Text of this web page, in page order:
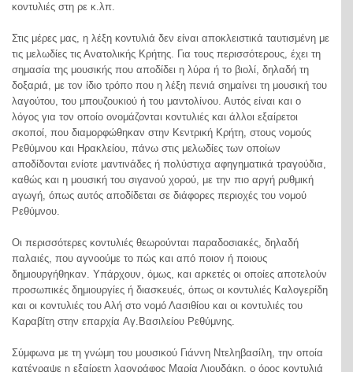
κοντυλιές στη ρε κ.λπ.
Στις μέρες μας, η λέξη κοντυλιά δεν είναι αποκλειστικά ταυτισμένη με
τις μελωδίες τις Ανατολικής Κρήτης. Για τους περισσότερους, έχει τη
σημασία της μουσικής που αποδίδει η λύρα ή το βιολί, δηλαδή τη
δοξαριά, με τον ίδιο τρόπο που η λέξη πενιά σημαίνει τη μουσική του
λαγούτου, του μπουζουκιού ή του μαντολίνου. Αυτός είναι και ο
λόγος για τον οποίο ονομάζονται κοντυλιές και άλλοι εξαίρετοι
σκοποί, που διαμορφώθηκαν στην Κεντρική Κρήτη, στους νομούς
Ρεθύμνου και Ηρακλείου, πάνω στις μελωδίες των οποίων
αποδίδονται ενίοτε μαντινάδες ή πολύστιχα αφηγηματικά τραγούδια,
καθώς και η μουσική του σιγανού χορού, με την πιο αργή ρυθμική
αγωγή, όπως αυτός αποδίδεται σε διάφορες περιοχές του νομού
Ρεθύμνου.
Οι περισσότερες κοντυλιές θεωρούνται παραδοσιακές, δηλαδή
παλαιές, που αγνοούμε το πώς και από ποιον ή ποιους
δημιουργήθηκαν. Υπάρχουν, όμως, και αρκετές οι οποίες αποτελούν
προσωπικές δημιουργίες ή διασκευές, όπως οι κοντυλιές Kαλογερίδη
και οι κοντυλιές του Αλή στο νομό Λασιθίου και οι κοντυλιές του
Καραβίτη στην επαρχία Aγ.Bασιλείου Pεθύμνης.
Σύμφωνα με τη γνώμη του μουσικού Γιάννη Nτεληβασίλη, την οποία
κατέγραψε η εξαίρετη λαογράφος Μαρία Λιουδάκη, ο όρος κοντυλιά